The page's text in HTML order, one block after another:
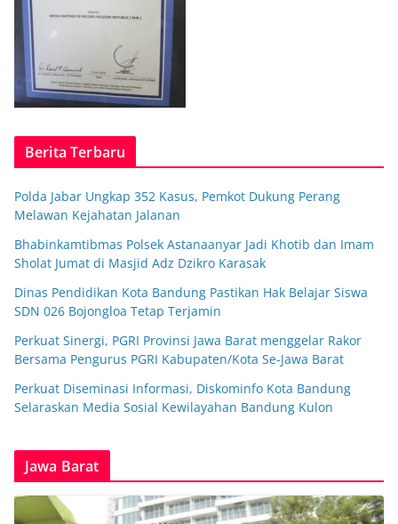
Berita Terbaru
Polda Jabar Ungkap 352 Kasus, Pemkot Dukung Perang
Melawan Kejahatan Jalanan
Bhabinkamtibmas Polsek Astanaanyar Jadi Khotib dan Imam
Sholat Jumat di Masjid Adz Dzikro Karasak
Dinas Pendidikan Kota Bandung Pastikan Hak Belajar Siswa
SDN 026 Bojongloa Tetap Terjamin
Perkuat Sinergi, PGRI Provinsi Jawa Barat menggelar Rakor
Bersama Pengurus PGRI Kabupaten/Kota Se-Jawa Barat
Perkuat Diseminasi Informasi, Diskominfo Kota Bandung
Selaraskan Media Sosial Kewilayahan Bandung Kulon
Jawa Barat